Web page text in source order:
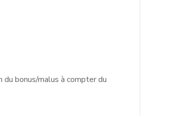
du bonus/malus à compter du